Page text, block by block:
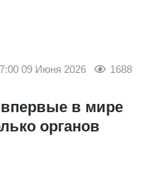
09 Июня 2026 1688
впервые в мире
органов